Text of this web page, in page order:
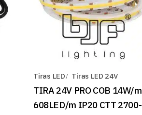
Tiras LED Tiras LED 24V
TIRA 24V PRO COB 14W/m
608LED/m IP20 CTT 2700-